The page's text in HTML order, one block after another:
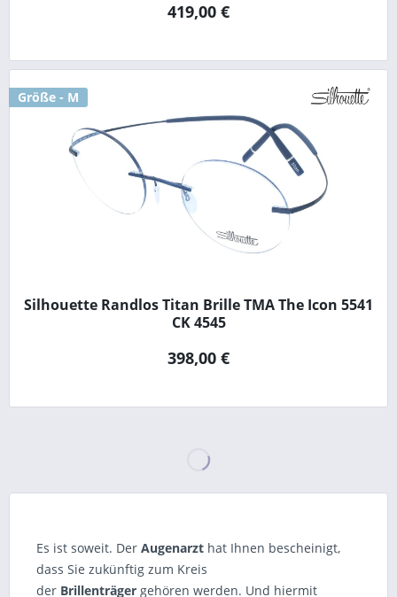
419,00 €
Größe - M
Silhouette Randlos Titan Brille TMA The Icon 5541
CK 4545
398,00 €
Es ist soweit. Der Augenarzt hat Ihnen bescheinigt,
dass Sie zukünftig zum Kreis
der Brillenträger gehören werden. Und hiermit